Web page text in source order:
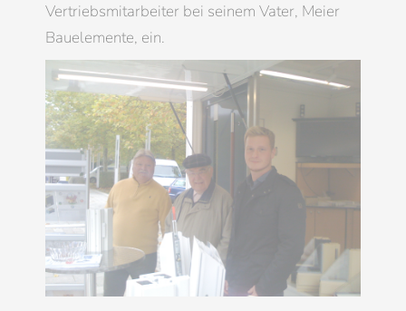
Vertriebsmitarbeiter bei seinem Vater, Meier
Bauelemente, ein.